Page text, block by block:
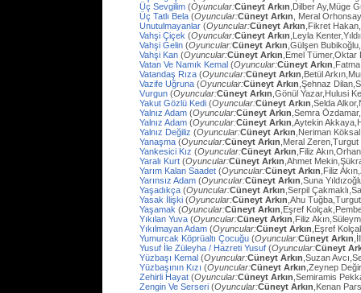
Üç Sevgilim (Oyuncular:Cüneyt Arkın ,Dilber Ay,Müge
Üç Tatlı Bela (Oyuncular:Cüneyt Arkın , Meral
Unutulmayanlar (Oyuncular:Cüneyt Arkın ,Fikret
Vahşi Çiçek (Oyuncular:Cüneyt Arkın ,Leyla
Vahşi Gelin (Oyuncular:Cüneyt Arkın ,Gülşen
Vahşi Kan (Oyuncular:Cüneyt Arkın ,Emel
Vatan Ve Namık Kemal (Oyuncular:Cüneyt Arkın
Vatandaş Rıza (Oyuncular:Cüneyt Arkın ,Betül
Vazife Uğruna (Oyuncular:Cüneyt Arkın ,Şehnaz
Vurgun (Oyuncular:Cüneyt Arkın ,Gönül Yazar,Hulusi
Yakut Gözlü Kedi (Oyuncular:Cüneyt Arkın ,Selda
Yalnız Adam (Oyuncular:Cüneyt Arkın ,Semra
Yalnız Adam (Oyuncular:Cüneyt Arkın ,Aytekin
Yalnız Değiliz (Oyuncular:Cüneyt Arkın ,Neriman
Yanaşma (Oyuncular:Cüneyt Arkın ,Meral
Yankesici Kız (Oyuncular:Cüneyt Arkın ,Filiz
Yaralı Kurt (Oyuncular:Cüneyt Arkın ,Ahmet
Yarım Kalan Saadet (Oyuncular:Cüneyt Arkın ,Filiz
Yarınsız Adam (Oyuncular:Cüneyt Arkın ,Suna
Yaşadıkça (Oyuncular:Cüneyt Arkın ,Serpil
Yasak İlişki (Oyuncular:Cüneyt Arkın ,Ahu
Yaşamak (Oyuncular:Cüneyt Arkın ,Eşref
Yıkılan Yuva (Oyuncular:Cüneyt Arkın ,Filiz
Yıkılmayan Adam (Oyuncular:Cüneyt Arkın ,Eşref
Yumurcak Köprüaltı Çocuğu (Oyuncular:Cüneyt Arkın
Yusuf İle Züleyha / Hazreti Yusuf (Oyuncular:Cüneyt
Yüzbaşı Kemal (Oyuncular:Cüneyt Arkın ,Suzan
Yüzbaşının Kızı (Oyuncular:Cüneyt Arkın ,Zeynep
Zehirli Hayat (Oyuncular:Cüneyt Arkın ,Semiramis
Zengin Ve Serseri (Oyuncular:Cüneyt Arkın ,Kenan